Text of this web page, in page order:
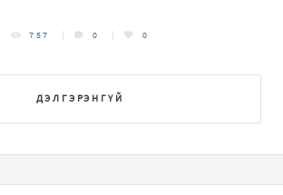
ДЭЛГЭРЭНГҮЙ
757 0 0